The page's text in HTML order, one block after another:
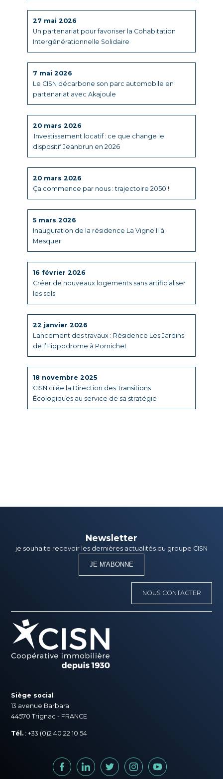
27 mai 2026
Un partenariat pour favoriser la Cohabitation
Intergénérationnelle Solidaire
7 mai 2026
Le CISN décarbone son parc automobile en
partenariat avec Akajoule
20 mars 2026
Investissement locatif : ce que change le
dispositif Jeanbrun en 2026
20 mars 2026
Ça commence par nous : trajectoire 2050 !
5 mars 2026
Inauguration de la résidence La Vigne II à
Mesquer
16 février 2026
Créer de nouveaux logements sans artificialiser
les sols
22 janvier 2026
Lancement des travaux : Résidence Les Jardins
de l’Hippodrome à Pornichet
18 novembre 2025
CISN crée la Direction des Transitions
Écologiques au service de sa stratégie
Newsletter
je souhaite recevoir les dernières actualités du groupe CISN
JE M'ABONNE
NOUS CONTACTER
Siège social
13 avenue Barbara
44570 Trignac - FRANCE
Tél. : +33 (0)2 40 22 10 54
FACEBOOKLINKEDINTWITTERINSTAGRAMYOUTUBE